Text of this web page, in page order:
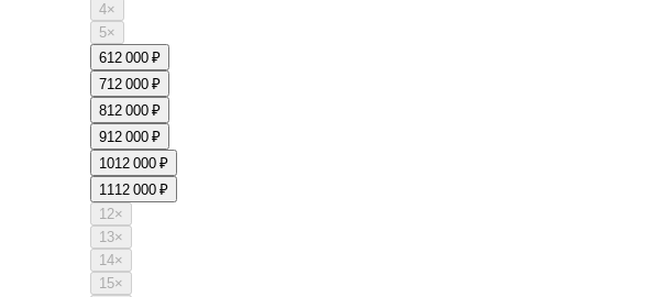
4×
5×
612 000 ₽
712 000 ₽
812 000 ₽
912 000 ₽
1012 000 ₽
1112 000 ₽
12×
13×
14×
15×